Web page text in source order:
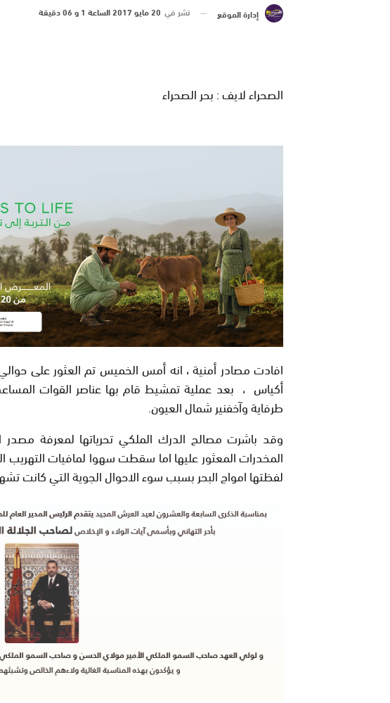
إدارة الموقع نشر في 20 مايو 2017 الساعة 1 و 06 دقيقة
الصحراء لايف : بحر الصحراء
افادت مصادر أمنية ، انه أمس الخميس تم العثور على
أكياس ، بعد عملية تمشيط قام بها عناصر القوات
طرفاية وآخفنير شمال العيون.
وقد باشرت مصالح الدرك الملكي تحرياتها لمعرفة
المخدرات المعثور عليها اما سقطت سهوا لمافيات التهريب
لفظتها امواج البحر بسبب سوء الاحوال الجوية التي كانت